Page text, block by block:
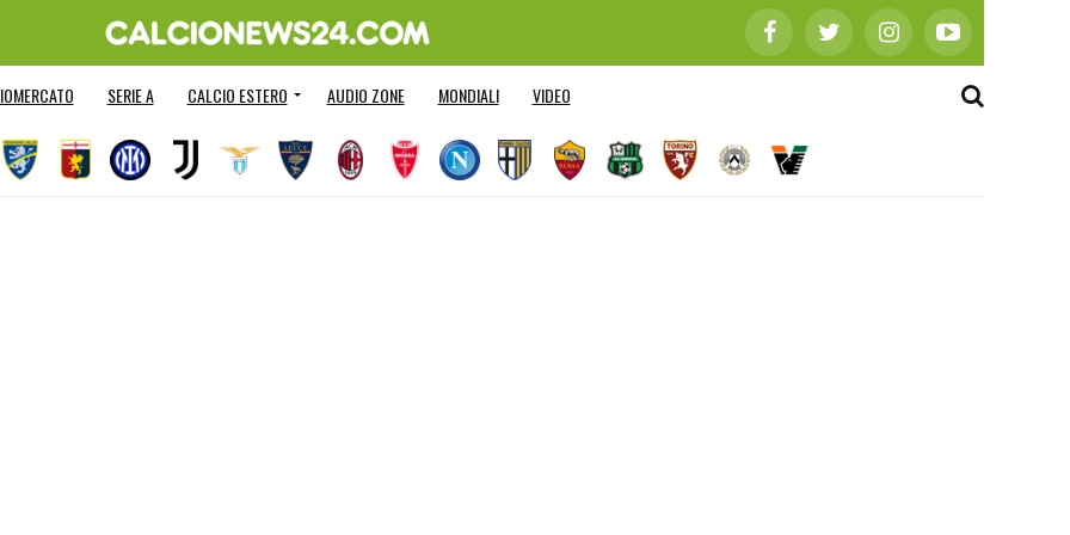
SERIE A CALCIO ESTERO AUDIO ZONE MONDIALI VIDEO